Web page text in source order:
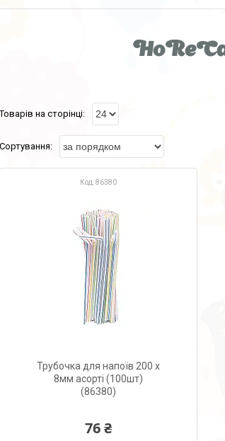
86380
Трубочка для напоїв 200 x
8мм асорті (100шт)
(86380)
76 ₴